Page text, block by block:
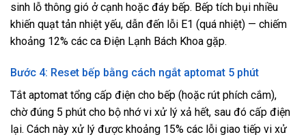
sinh lỗ thông gió ở cạnh hoặc đáy bếp. Bếp tích bụi nhiều
khiến quạt tản nhiệt yếu, dẫn đến lỗi E1 (quá nhiệt) — chiếm
khoảng 12% các ca Điện Lạnh Bách Khoa gặp.
Bước 4: Reset bếp bằng cách ngắt aptomat 5 phút
Tắt aptomat tổng cấp điện cho bếp (hoặc rút phích cắm),
chờ đúng 5 phút cho bộ nhớ vi xử lý xả hết, sau đó cấp điện
lại. Cách này xử lý được khoảng 15% các lỗi giao tiếp vi xử